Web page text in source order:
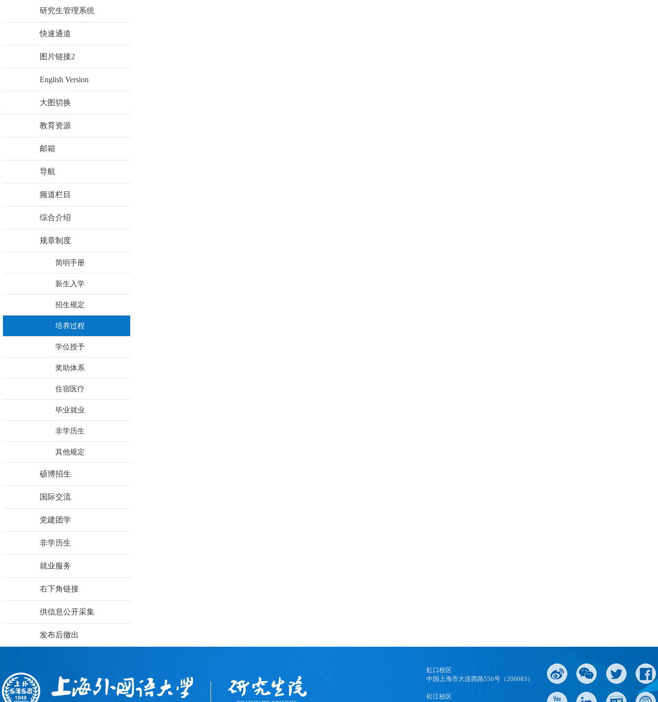
研究生管理系统
快速通道
图片链接2
English Version
大图切换
教育资源
邮箱
导航
频道栏目
综合介绍
规章制度
简明手册
新生入学
招生规定
培养过程
学位授予
奖助体系
住宿医疗
毕业就业
非学历生
其他规定
硕博招生
国际交流
党建团学
非学历生
就业服务
右下角链接
供信息公开采集
发布后撤出
虹口校区
中国上海市大连西路550号（200083）
松江校区